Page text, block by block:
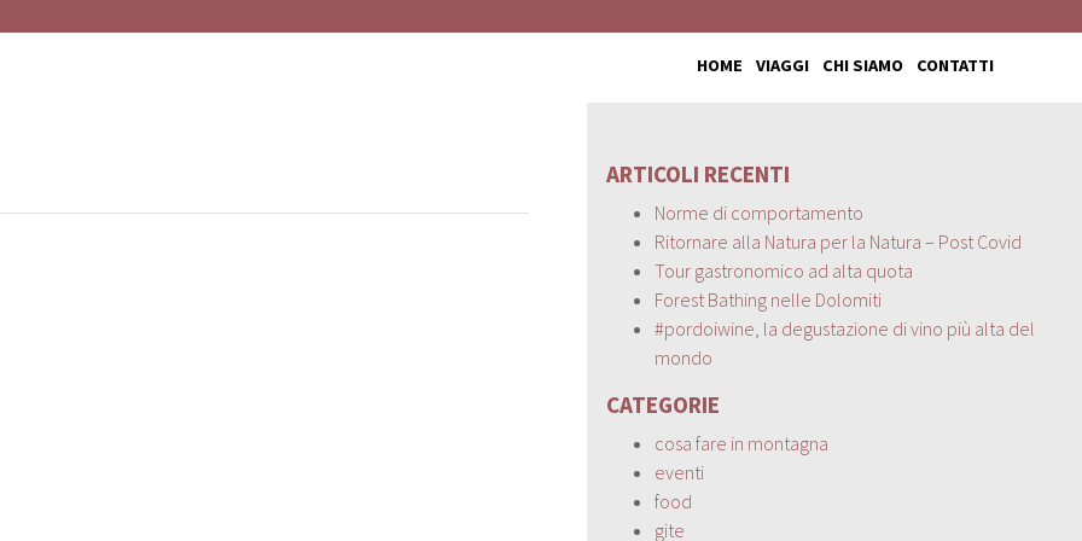
HOME VIAGGI CHI SIAMO CONTATTI
ARTICOLI RECENTI
Norme di comportamento
Ritornare alla Natura per la Natura – Post Covid
Tour gastronomico ad alta quota
Forest Bathing nelle Dolomiti
#pordoiwine, la degustazione di vino più alta del
mondo
CATEGORIE
cosa fare in montagna
eventi
food
gite